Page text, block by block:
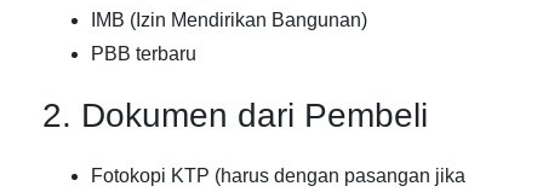
IMB (Izin Mendirikan Bangunan)
PBB terbaru
2. Dokumen dari Pembeli
Fotokopi KTP (harus dengan pasangan jika